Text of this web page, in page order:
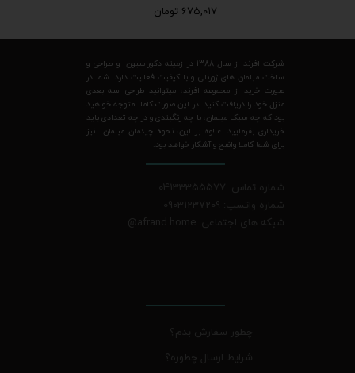
۶۷۵,۰۱۷ تومان
شرکت افرند از سال 1388 در زمینه دکوراسیون و طراحی و
ساخت مبلمان های ژورنالی و با کیفیت فعالیت دارد. شما در
صورت خرید از مجموعه افرند، میتوانید طراحی سه بعدی
منزل خود را دریافت کنید. در این صورت کاملا متوجه خواهید
بود که چه سبک مبلمان، با چه رنگبندی و در چه تعدادی باید
خریداری بفرمایید. علاوه بر این، نحوه چیدمان مبلمان نیز
برای شما کاملا واضح و آشکار خواهد بود.
شماره تماس: 04133355577
شماره واتسپ: 09031237209
شبکه های اجتماعی: afrand.home
@
چطور سفارش بدم؟
شرایط ارسال چطوره؟